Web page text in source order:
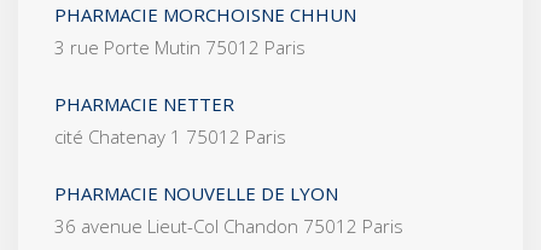
PHARMACIE MORCHOISNE CHHUN
3 rue Porte Mutin 75012 Paris
PHARMACIE NETTER
cité Chatenay 1 75012 Paris
PHARMACIE NOUVELLE DE LYON
36 avenue Lieut-Col Chandon 75012 Paris